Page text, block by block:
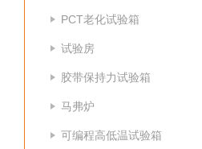
PCT老化试验箱
试验房
胶带保持力试验箱
马弗炉
可编程高低温试验箱